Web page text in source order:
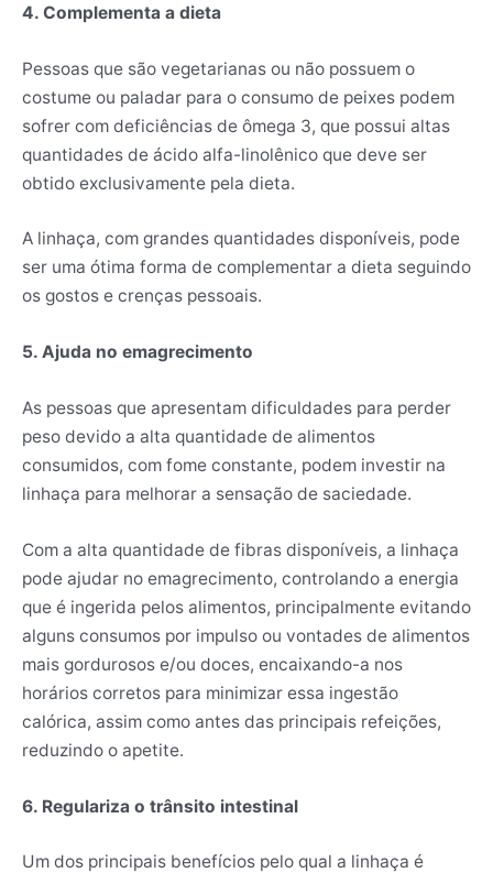
4. Complementa a dieta
Pessoas que são vegetarianas ou não possuem o
costume ou paladar para o consumo de peixes podem
sofrer com deficiências de ômega 3, que possui altas
quantidades de ácido alfa-linolênico que deve ser
obtido exclusivamente pela dieta.
A linhaça, com grandes quantidades disponíveis, pode
ser uma ótima forma de complementar a dieta seguindo
os gostos e crenças pessoais.
5. Ajuda no emagrecimento
As pessoas que apresentam dificuldades para perder
peso devido a alta quantidade de alimentos
consumidos, com fome constante, podem investir na
linhaça para melhorar a sensação de saciedade.
Com a alta quantidade de fibras disponíveis, a linhaça
pode ajudar no emagrecimento, controlando a energia
que é ingerida pelos alimentos, principalmente evitando
alguns consumos por impulso ou vontades de alimentos
mais gordurosos e/ou doces, encaixando-a nos
horários corretos para minimizar essa ingestão
calórica, assim como antes das principais refeições,
reduzindo o apetite.
6. Regulariza o trânsito intestinal
Um dos principais benefícios pelo qual a linhaça é